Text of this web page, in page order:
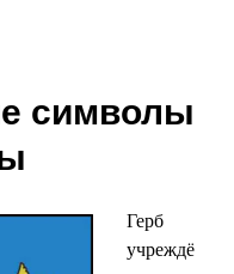
символы
Герб
учреждё